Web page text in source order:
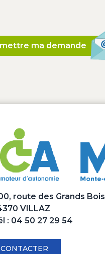
ma demande
route des Grands Bois
VILLAZ
: 04 50 27 29 54